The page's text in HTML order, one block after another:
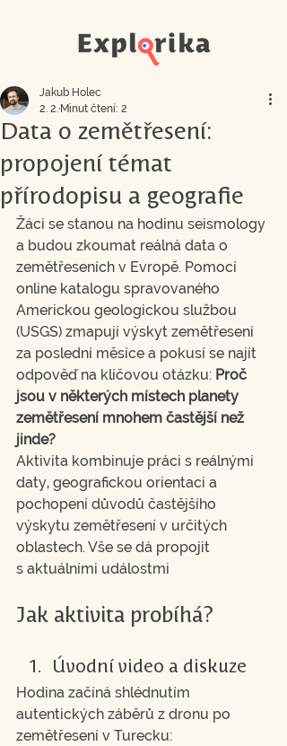
Data o zemětřesení:
propojení témat
přírodopisu a geografie
Jakub Holec
2. 2. Minut čtení: 2
Žáci se stanou na hodinu seismology
a budou zkoumat reálná data o
zemětřeseních v Evropě. Pomocí
online katalogu spravovaného
Americkou geologickou službou
(USGS) zmapují výskyt zemětřesení
za poslední měsíce a pokusí se najít
odpověď na klíčovou otázku: Proč
jsou v některých místech planety
zemětřesení mnohem častější než
jinde?
Aktivita kombinuje práci s reálnými
daty, geografickou orientaci a
pochopení důvodů častějšího
výskytu zemětřesení v určitých
oblastech. Vše se dá propojit
s aktuálními událostmi
Jak aktivita probíhá?
Úvodní video a diskuze
Hodina začíná shlédnutím
autentických záběrů z dronu po
zemětřesení v Turecku: